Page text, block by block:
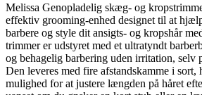
Melissa Genopladelig skæg- og
effektiv grooming-enhed designet til at
barbere og style dit ansigts- og kropshår
trimmer er udstyret med et ultratyndt
og behagelig barbering uden irritation, selv
Den leveres med fire afstandskamme i
mulighed for at justere længden på håret